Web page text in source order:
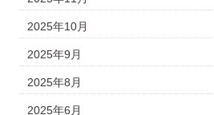
2025年10月
2025年9月
2025年8月
2025年6月